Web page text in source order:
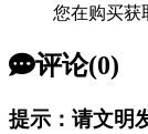
您在购买获
评论(0)
提示：请文明